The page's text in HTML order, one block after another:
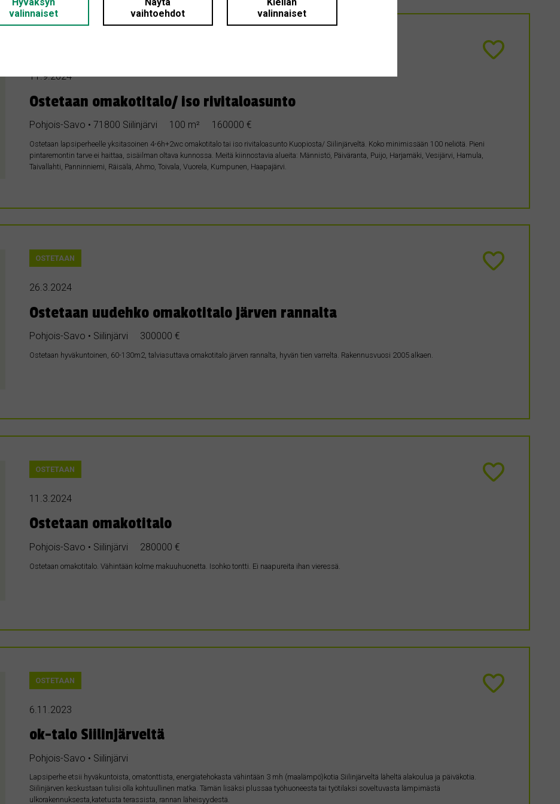
11.9.2024
Ostetaan omakotitalo/ iso rivitaloasunto
Pohjois-Savo • 71800 Siilinjärvi 100 m² 160000 €
Ostetaan lapsiperheelle yksitasoinen 4-6h+2wc omakotitalo tai iso rivitaloasunto Kuopiosta/ Siilinjärveltä. Koko minimissään 100 neliötä. Pieni
pintaremontin tarve ei haittaa, sisäilman oltava kunnossa. Meitä kiinnostavia alueita: Männistö, Päiväranta, Puijo, Harjamäki, Vesijärvi, Hamula,
Taivallahti, Panninniemi, Räisälä, Ahmo, Toivala, Vuorela, Kumpunen, Haapajärvi.
OSTETAAN
26.3.2024
Ostetaan uudehko omakotitalo järven rannalta
Pohjois-Savo • Siilinjärvi 300000 €
Ostetaan hyväkuntoinen, 60-130m2, talviasuttava omakotitalo järven rannalta, hyvän tien varrelta. Rakennusvuosi 2005 alkaen.
OSTETAAN
11.3.2024
Ostetaan omakotitalo
Pohjois-Savo • Siilinjärvi 280000 €
Ostetaan omakotitalo. Vähintään kolme makuuhuonetta. Isohko tontti. Ei naapureita ihan vieressä.
OSTETAAN
6.11.2023
ok-talo Siilinjärveltä
Pohjois-Savo • Siilinjärvi
Lapsiperhe etsii hyväkuntoista, omatonttista, energiatehokasta vähintään 3 mh (maalämpö)kotia Siilinjärveltä läheltä alakoulua ja päiväkotia.
Siilinjärven keskustaan tulisi olla kohtuullinen matka. Tämän lisäksi plussaa työhuoneesta tai työtilaksi soveltuvasta lämpimästä
ulkorakennuksesta,katetusta terassista, rannan läheisyydestä.
valinnaiset
vaihtoehdot
valinnaiset